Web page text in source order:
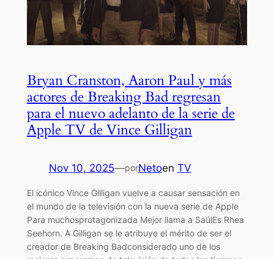
Bryan Cranston, Aaron Paul y más
actores de Breaking Bad regresan
para el nuevo adelanto de la serie de
Apple TV de Vince Gilligan
Nov 10, 2025—porNetoen TV
El icónico Vince Gilligan vuelve a causar sensación en
el mundo de la televisión con la nueva serie de Apple
Para muchosprotagonizada Mejor llama a SaúlEs Rhea
Seehorn. A Gilligan se le atribuye el mérito de ser el
creador de Breaking Badconsiderado uno de los